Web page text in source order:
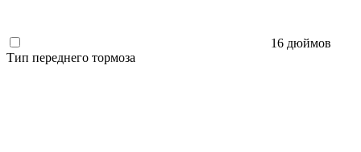
16 дюймов
Тип переднего тормоза